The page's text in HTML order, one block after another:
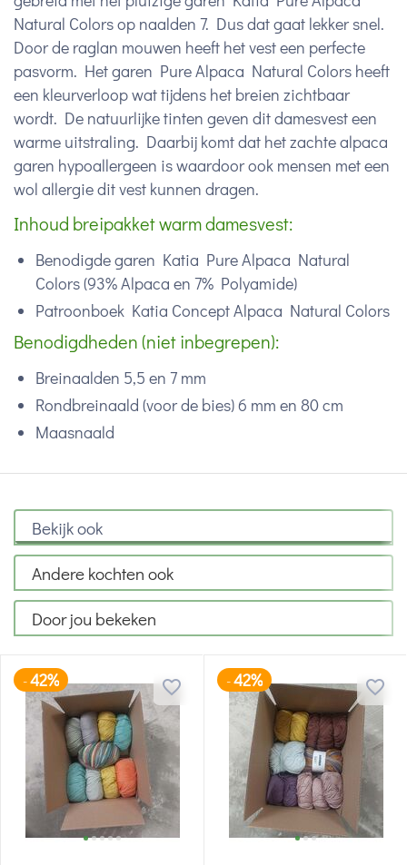
Natural Colors op naalden 7. Dus dat gaat lekker snel.
Door de raglan mouwen heeft het vest een perfecte
pasvorm. Het garen Pure Alpaca Natural Colors heeft
een kleurverloop wat tijdens het breien zichtbaar
wordt. De natuurlijke tinten geven dit damesvest een
warme uitstraling. Daarbij komt dat het zachte alpaca
garen hypoallergeen is waardoor ook mensen met een
wol allergie dit vest kunnen dragen.
Inhoud breipakket warm damesvest:
Benodigde garen Katia Pure Alpaca Natural
Colors (93% Alpaca en 7% Polyamide)
Patroonboek Katia Concept Alpaca Natural Colors
Benodigdheden (niet inbegrepen):
Breinaalden 5,5 en 7 mm
Rondbreinaald (voor de bies) 6 mm en 80 cm
Maasnaald
Bekijk ook
Andere kochten ook
Door jou bekeken
-42% -42%